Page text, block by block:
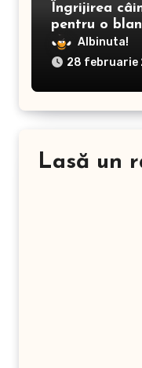
Îngrijirea
pentru o
prevenirea
Albinuta!
28 februarie
Lasă un